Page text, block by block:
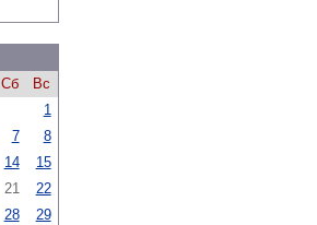
Сб
Вс
1
7
8
14
15
21
22
28
29